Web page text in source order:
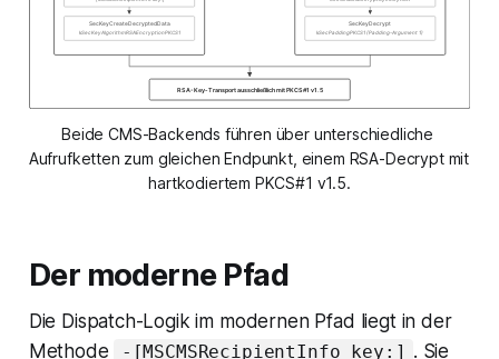
Beide CMS-Backends führen über unterschiedliche
Aufrufketten zum gleichen Endpunkt, einem RSA-Decrypt mit
hartkodiertem PKCS#1 v1.5.
Der moderne Pfad
Die Dispatch-Logik im modernen Pfad liegt in der
Methode
-[MSCMSRecipientInfo key:] . Sie